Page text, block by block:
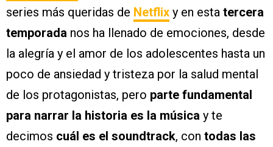
series más queridas de Netflix y en esta tercera
temporada nos ha llenado de emociones, desde
la alegría y el amor de los adolescentes hasta un
poco de ansiedad y tristeza por la salud mental
de los protagonistas, pero parte fundamental
para narrar la historia es la música y te
decimos cuál es el soundtrack, con todas las